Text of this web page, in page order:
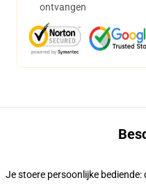
ontvangen
Je stoere persoonlijke